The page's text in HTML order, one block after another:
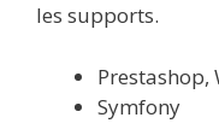
les supports.
Prestashop,
Symfony